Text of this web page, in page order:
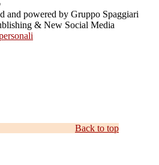
and powered by Gruppo Spaggiari
& New Social Media
Back to top